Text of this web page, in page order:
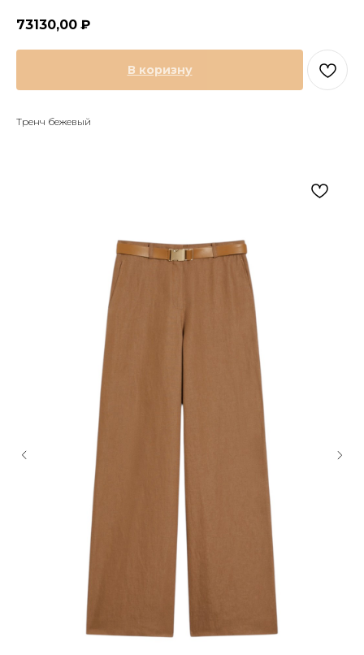
73130,00 ₽
В коризну
Тренч бежевый